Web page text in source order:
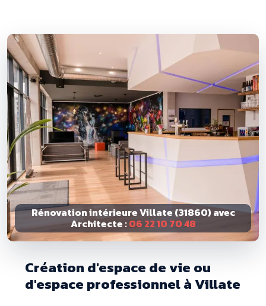
Rénovation intérieure Villate (31860) avec
Architecte :06 22 10 70 48
Création d'espace de vie ou
d'espace professionnel à Villate